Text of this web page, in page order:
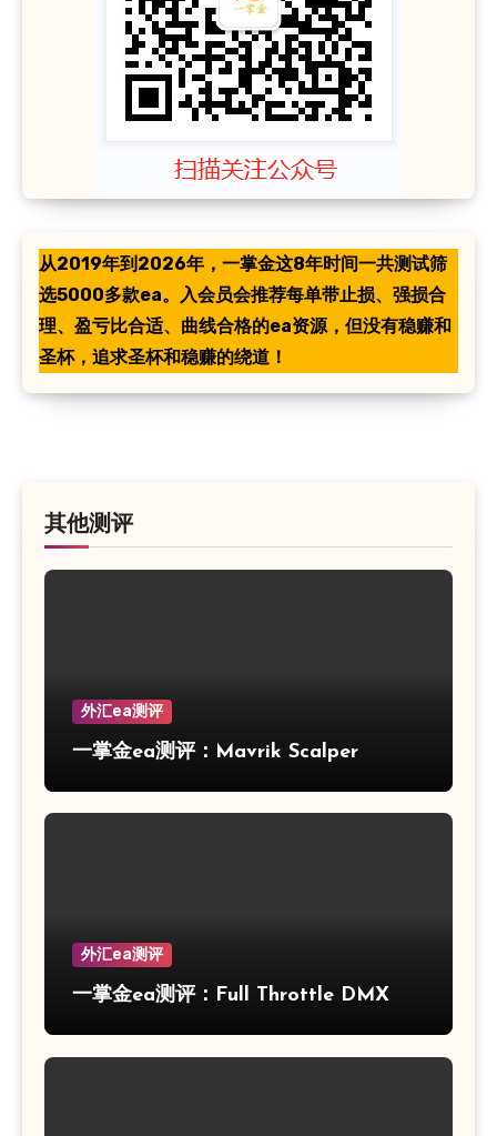
从2019年到2026年，一掌金这8年时间一共测试筛
选5000多款ea。入会员会推荐每单带止损、强损合
理、盈亏比合适、曲线合格的ea资源，但没有稳赚和
圣杯，追求圣杯和稳赚的绕道！
其他测评
外汇ea测评
一掌金ea测评：Mavrik Scalper
外汇ea测评
一掌金ea测评：Full Throttle DMX